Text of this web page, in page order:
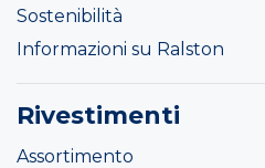
Sostenibilità
Informazioni su Ralston
Rivestimenti
Assortimento